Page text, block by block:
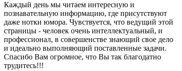
Каждый день мы читаем интересную и
познавательную информацию, где присутствуют
даже нотки юмора. Чувствуется, что ведущий этой
страницы - человек очень интеллектуальный, и
профессионал, в совершенстве знающий свое дело
и идеально выполняющий поставленные задачи.
Спасибо Вам огромное, что Вы так благодатно
трудитесь!!!